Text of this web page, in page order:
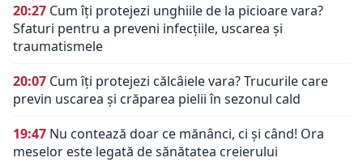
20:27 Cum îți protejezi unghiile de la picioare vara?
Sfaturi pentru a preveni infecțiile, uscarea și
traumatismele
20:07 Cum îți protejezi călcâiele vara? Trucurile care
previn uscarea și crăparea pielii în sezonul cald
19:47 Nu contează doar ce mănânci, ci și când! Ora
meselor este legată de sănătatea creierului